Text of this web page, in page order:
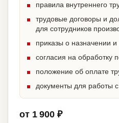
правила внутреннего
трудовые договоры и
для сотрудников
приказы о назначении
согласия на обработку
положение об оплате
документы для работы
от 1 900 ₽